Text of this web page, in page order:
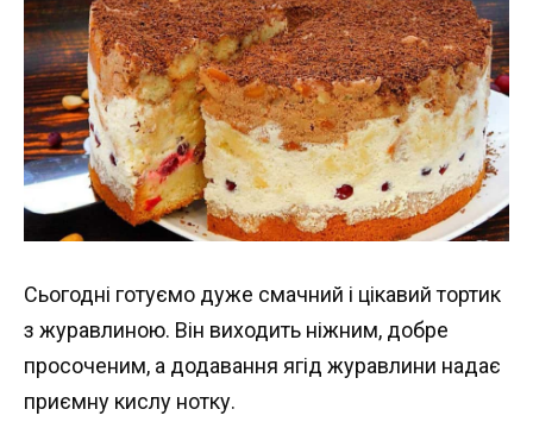
Сьогодні готуємо дуже смачний і цікавий тортик
з журавлиною. Він виходить ніжним, добре
просоченим, а додавання ягід журавлини надає
приємну кислу нотку.